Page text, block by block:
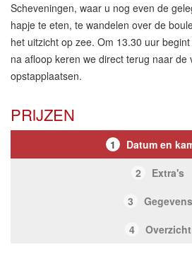
Scheveningen, waar u nog even de
hapje te eten, te wandelen over de
het uitzicht op zee. Om 13.30 uur
na afloop keren we direct terug naar de
opstapplaatsen.
PRIJZEN
1
Datum en
2
Extra's
3
Gegevens
4
Overzicht